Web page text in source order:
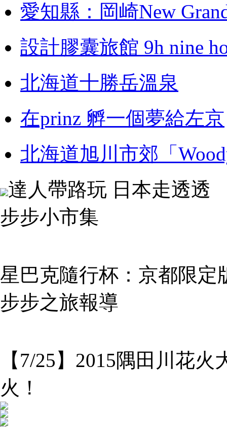
愛知縣：岡崎New
設計膠囊旅館 9h nine
北海道十勝岳溫泉
在prinz 孵一個夢給左京
北海道旭川市郊「
達人帶路玩 日本走透透
步步小市集
星巴克隨行杯：京都限定
步步之旅報導
【7/25】2015隅田川花
火！